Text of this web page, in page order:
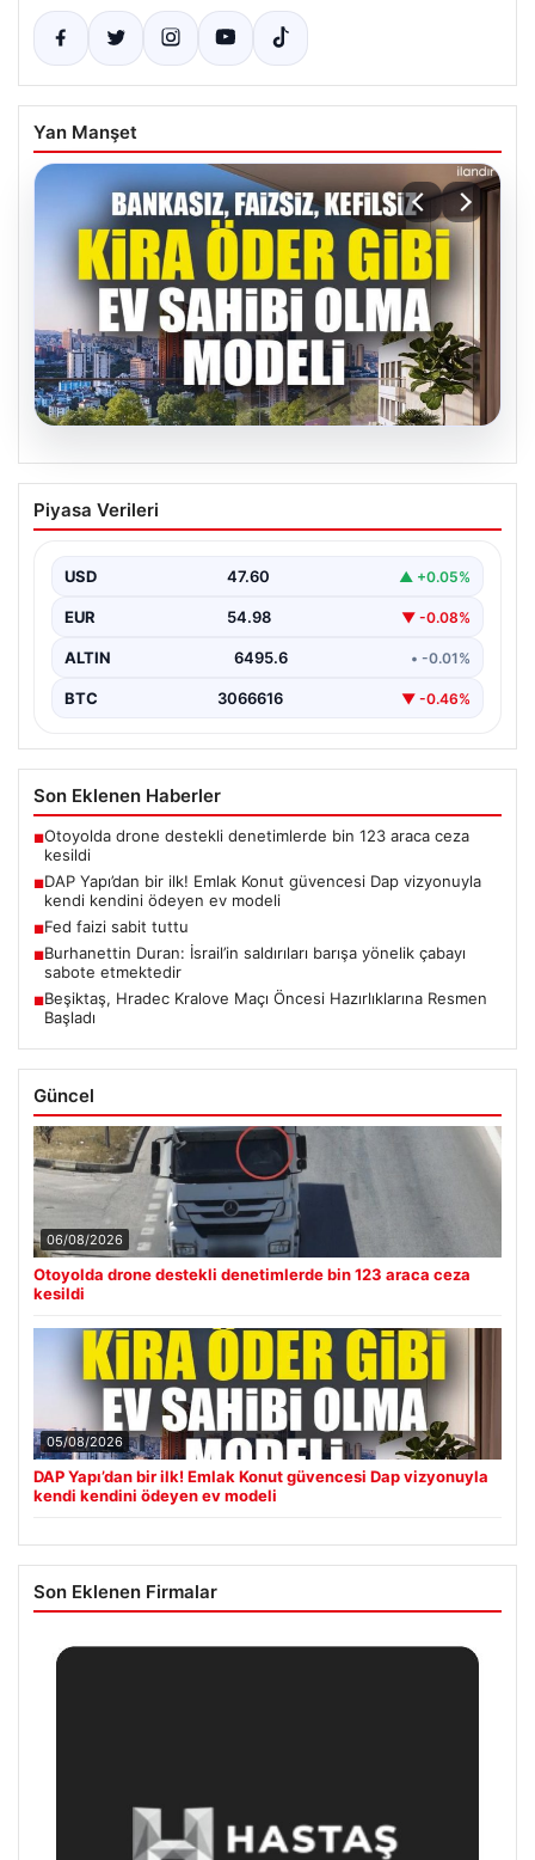
Yan Manşet
05.08.2026
DAP Yapı’dan bir ilk! Emlak Konut
güvencesi Dap vizyonuyla kendi
Piyasa Verileri
USD 47.60 ▲ +0.05%
EUR 54.98 ▼ -0.08%
ALTIN 6495.6 • -0.01%
BTC 3066616 ▼ -0.46%
Son Eklenen Haberler
■Otoyolda drone destekli denetimlerde bin 123 araca ceza
kesildi
■DAP Yapı’dan bir ilk! Emlak Konut güvencesi Dap vizyonuyla
kendi kendini ödeyen ev modeli
■Fed faizi sabit tuttu
■Burhanettin Duran: İsrail’in saldırıları barışa yönelik çabayı
sabote etmektedir
■Beşiktaş, Hradec Kralove Maçı Öncesi Hazırlıklarına Resmen
Başladı
Güncel
06/08/2026
Otoyolda drone destekli denetimlerde bin 123 araca ceza
kesildi
05/08/2026
DAP Yapı’dan bir ilk! Emlak Konut güvencesi Dap vizyonuyla
kendi kendini ödeyen ev modeli
Son Eklenen Firmalar